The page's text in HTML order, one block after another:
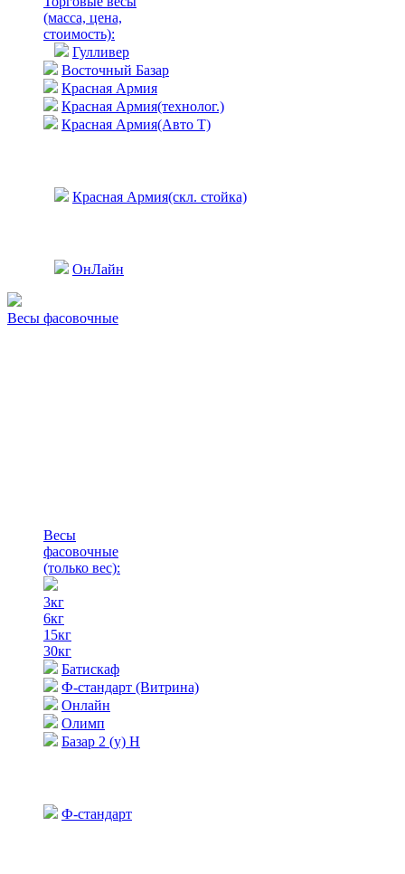
(масса, цена,
стоимость):
Гулливер
Восточный Базар
Красная Армия
Красная Армия(технолог.)
Красная Армия(Авто Т)
Красная Армия(скл. стойка)
ОнЛайн
Весы фасовочные
Весы
фасовочные
(только вес):
3кг
6кг
15кг
30кг
Батискаф
Ф-стандарт (Витрина)
Онлайн
Олимп
Базар 2 (у) Н
Ф-стандарт